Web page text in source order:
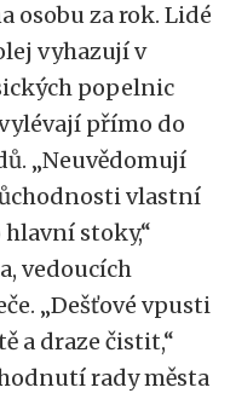
osobu za rok. Lidé
vyhazují v
popelnic
přímo do
„Neuvědomují
vlastní
stoky,“
vedoucích
„Dešťové vpusti
a draze čistit,“
rady města